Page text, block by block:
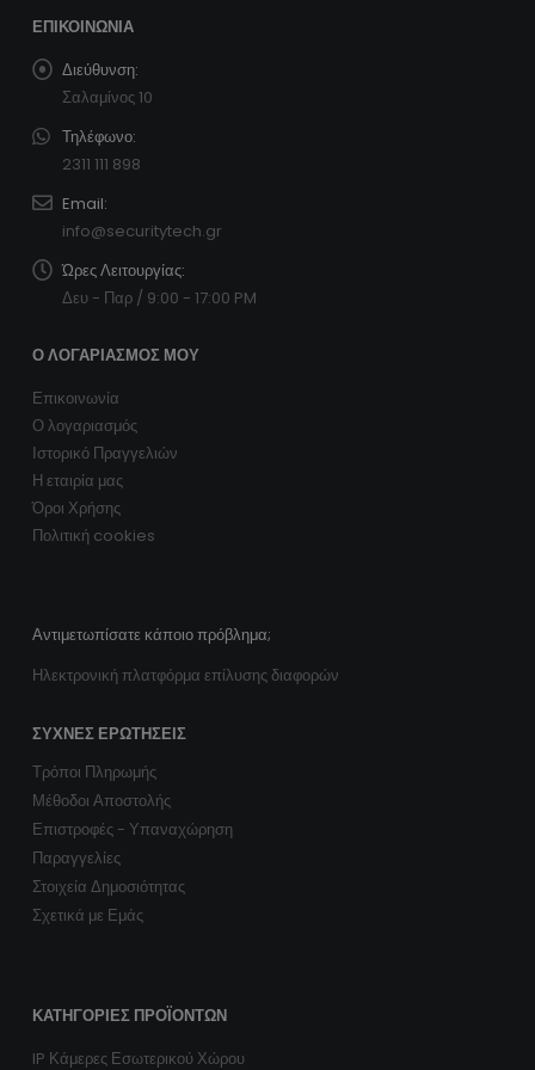
ΕΠΙΚΟΙΝΩΝΊΑ
Διεύθυνση:
Σαλαμίνος 10
Τηλέφωνο:
2311 111 898
Email:
info@securitytech.gr
Ώρες Λειτουργίας:
Δευ - Παρ / 9:00 - 17:00 PM
Ο ΛΟΓΑΡΙΑΣΜΌΣ ΜΟΥ
Επικοινωνία
Ο λογαριασμός
Ιστορικό Πραγγελιών
Η εταιρία μας
Όροι Χρήσης
Πολιτική cookies
Αντιμετωπίσατε κάποιο πρόβλημα;
Ηλεκτρονική πλατφόρμα επίλυσης διαφορών
ΣΥΧΝΈΣ ΕΡΩΤΉΣΕΙΣ
Τρόποι Πληρωμής
Μέθοδοι Αποστολής
Επιστροφές - Υπαναχώρηση
Παραγγελίες
Στοιχεία Δημοσιότητας
Σχετικά με Εμάς
ΚΑΤΗΓΟΡΊΕΣ ΠΡΟΪΌΝΤΩΝ
IP Κάμερες Εσωτερικού Χώρου